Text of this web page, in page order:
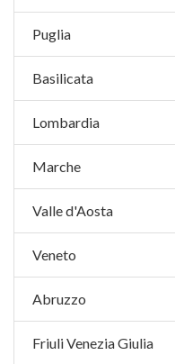
Puglia
Basilicata
Lombardia
Marche
Valle d'Aosta
Veneto
Abruzzo
Friuli Venezia Giulia